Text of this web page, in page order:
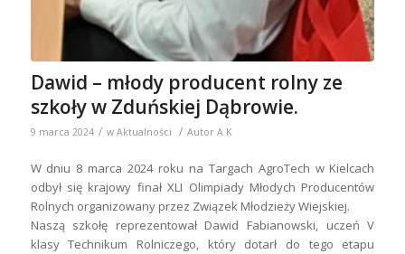
Dawid – młody producent rolny ze
szkoły w Zduńskiej Dąbrowie.
9 marca 2024 / w Aktualności / Autor A K
W dniu 8 marca 2024 roku na Targach AgroTech w Kielcach
odbył się krajowy finał XLI Olimpiady Młodych Producentów
Rolnych organizowany przez Związek Młodzieży Wiejskiej.
Naszą szkołę reprezentował Dawid Fabianowski, uczeń V
klasy Technikum Rolniczego, który dotarł do tego etapu